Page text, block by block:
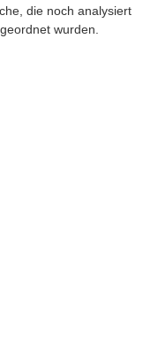
die noch analysiert
wurden.